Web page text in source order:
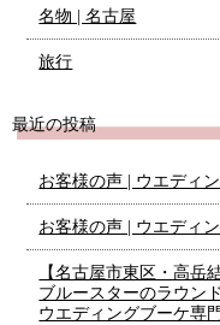
名物 | 名古屋
旅行
最近の投稿
お客様の声 | ウエディ
お客様の声 | ウエディ
【名古屋市東区・高岳
ブルースターのラウン
ウエディングブーケ専